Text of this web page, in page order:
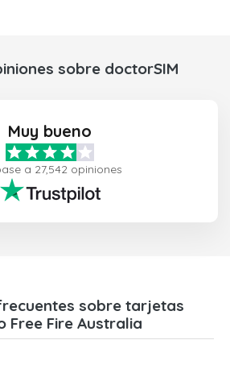
sobre doctorSIM
Muy bueno
a 27,542 opiniones
sobre tarjetas
Free Fire Australia